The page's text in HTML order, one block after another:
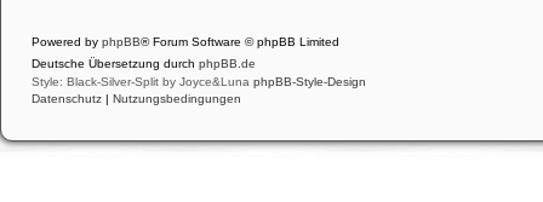
Powered by phpBB® Forum Software © phpBB Limited
Deutsche Übersetzung durch phpBB.de
Style: Black-Silver-Split by Joyce&Luna phpBB-Style-Design
Datenschutz | Nutzungsbedingungen